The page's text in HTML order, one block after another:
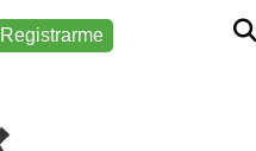
Registrarme